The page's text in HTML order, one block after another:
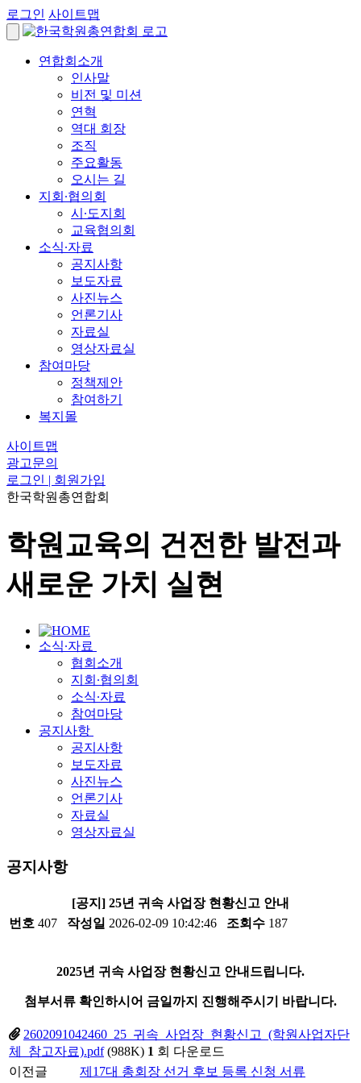
로그인 사이트맵
연합회소개
인사말
비전 및 미션
연혁
역대 회장
조직
주요활동
오시는 길
지회∙협의회
시∙도지회
교육협의회
소식∙자료
공지사항
보도자료
사진뉴스
언론기사
자료실
영상자료실
참여마당
정책제안
참여하기
복지몰
사이트맵
광고문의
로그인 | 회원가입
한국학원총연합회
학원교육의 건전한 발전과
새로운 가치 실현
소식∙자료
협회소개
지회∙협의회
소식∙자료
참여마당
공지사항
공지사항
보도자료
사진뉴스
언론기사
자료실
영상자료실
공지사항
[공지] 25년 귀속 사업장 현황신고 안내
번호 407 작성일 2026-02-09 10:42:46 조회수 187
2025년 귀속 사업장 현황신고 안내드립니다.
첨부서류 확인하시어 금일까지 진행해주시기 바랍니다.
2602091042460_25_귀속_사업장_현황신고_(학원사업자단
체_참고자료).pdf (988K) 1 회 다운로드
이전글
제17대 총회장 선거 후보 등록 신청 서류